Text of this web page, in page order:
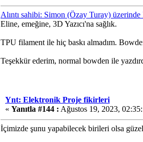
Alıntı sahibi: Simon (Özay Turay)
Eline, emeğine, 3D Yazıcı'na sağlık.
TPU filament ile hiç baskı almadım.
Teşekkür ederim, normal bowden ile
Ynt: Elektronik Proje fikirleri
« Yanıtla #144 : Ağustos 19, 2023,
İçimizde şunu yapabilecek birileri olsa